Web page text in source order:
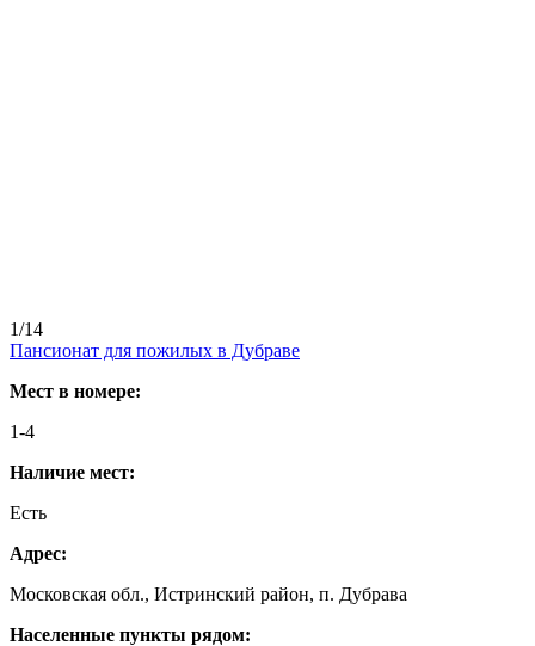
1/14
Пансионат для пожилых в Дубраве
Мест в номере:
1-4
Наличие мест:
Есть
Адрес:
Московская обл., Истринский район, п. Дубрава
Населенные пункты рядом: